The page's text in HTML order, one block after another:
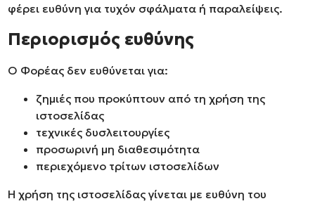
φέρει ευθύνη για τυχόν σφάλματα ή παραλείψεις.
Περιορισμός ευθύνης
Ο Φορέας δεν ευθύνεται για:
ζημιές που προκύπτουν από τη χρήση της
ιστοσελίδας
τεχνικές δυσλειτουργίες
προσωρινή μη διαθεσιμότητα
περιεχόμενο τρίτων ιστοσελίδων
Η χρήση της ιστοσελίδας γίνεται με ευθύνη του